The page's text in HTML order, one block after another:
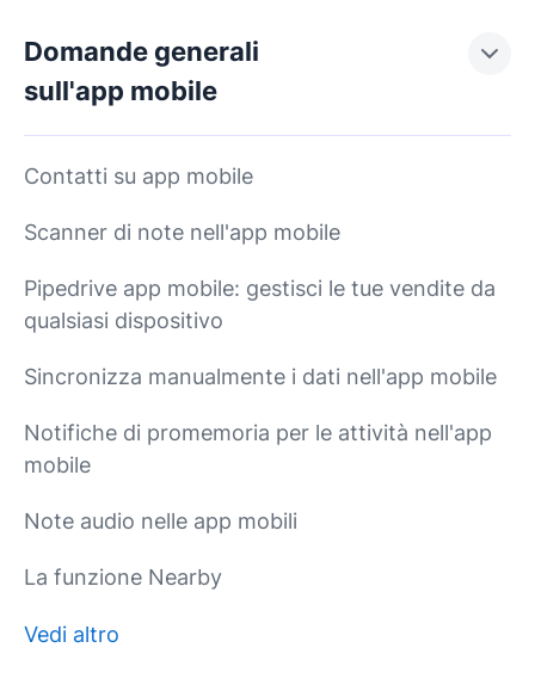
Domande generali
sull'app mobile
Contatti su app mobile
Scanner di note nell'app mobile
Pipedrive app mobile: gestisci le tue vendite da
qualsiasi dispositivo
Sincronizza manualmente i dati nell'app mobile
Notifiche di promemoria per le attività nell'app
mobile
Note audio nelle app mobili
La funzione Nearby
Vedi altro